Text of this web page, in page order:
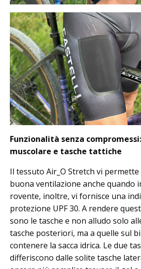
Funzionalità senza
muscolare e tasche tattiche
Il tessuto Air_O Stretch vi
buona ventilazione anche quando
rovente, inoltre, vi fornisce una
protezione UPF 30. A rendere
sono le tasche e non alludo solo
tasche posteriori, ma a quelle sul
contenere la sacca idrica. Le due
differiscono dalle solite tasche